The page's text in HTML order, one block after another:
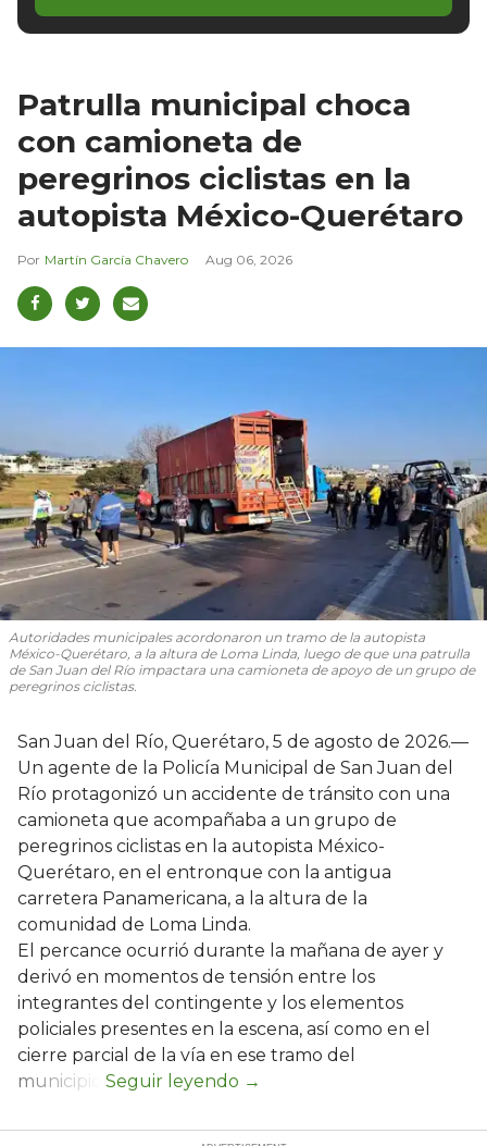
Patrulla municipal choca
con camioneta de
peregrinos ciclistas en la
autopista México-Querétaro
Martín García Chavero Aug 06, 2026
Autoridades municipales acordonaron un tramo de la autopista
México-Querétaro, a la altura de Loma Linda, luego de que una patrulla
de San Juan del Río impactara una camioneta de apoyo de un grupo de
peregrinos ciclistas.
San Juan del Río, Querétaro, 5 de agosto de 2026.—
Un agente de la Policía Municipal de San Juan del
Río protagonizó un accidente de tránsito con una
camioneta que acompañaba a un grupo de
peregrinos ciclistas en la autopista México-
Querétaro, en el entronque con la antigua
carretera Panamericana, a la altura de la
comunidad de Loma Linda.
El percance ocurrió durante la mañana de ayer y
derivó en momentos de tensión entre los
integrantes del contingente y los elementos
policiales presentes en la escena, así como en el
cierre parcial de la vía en ese tramo del
municipio.